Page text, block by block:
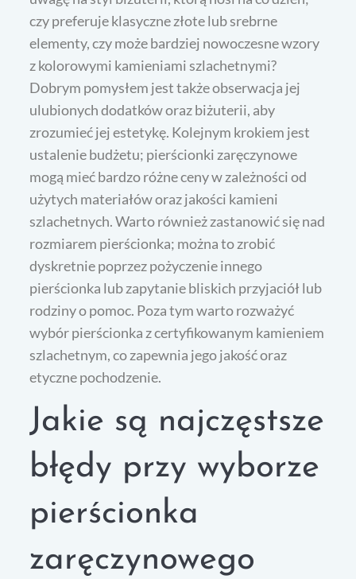
czy preferuje klasyczne złote lub srebrne
elementy, czy może bardziej nowoczesne wzory
z kolorowymi kamieniami szlachetnymi?
Dobrym pomysłem jest także obserwacja jej
ulubionych dodatków oraz biżuterii, aby
zrozumieć jej estetykę. Kolejnym krokiem jest
ustalenie budżetu; pierścionki zaręczynowe
mogą mieć bardzo różne ceny w zależności od
użytych materiałów oraz jakości kamieni
szlachetnych. Warto również zastanowić się nad
rozmiarem pierścionka; można to zrobić
dyskretnie poprzez pożyczenie innego
pierścionka lub zapytanie bliskich przyjaciół lub
rodziny o pomoc. Poza tym warto rozważyć
wybór pierścionka z certyfikowanym kamieniem
szlachetnym, co zapewnia jego jakość oraz
etyczne pochodzenie.
Jakie są najczęstsze
błędy przy wyborze
pierścionka
zaręczynowego